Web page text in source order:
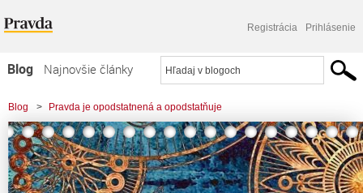
Registrácia Prihlásenie
Blog
Najnovšie články
Najčítanejšie články
Najkomentovanejšie články
Zoznam blogov
Blog > Pravda je opodstatnená a opodstatňuje
> Faloš a pokrytectvo západnej oligarchie